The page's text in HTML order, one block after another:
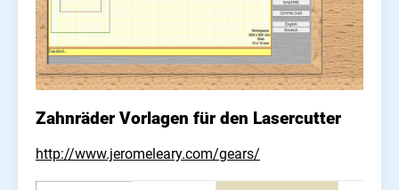
Zahnräder Vorlagen für den Lasercutter
http://www.jeromeleary.com/gears/